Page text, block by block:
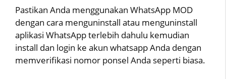
Pastikan Anda menggunakan WhatsApp MOD
dengan cara menguninstall atau menguninstall
aplikasi WhatsApp terlebih dahulu kemudian
install dan login ke akun whatsapp Anda dengan
memverifikasi nomor ponsel Anda seperti biasa.